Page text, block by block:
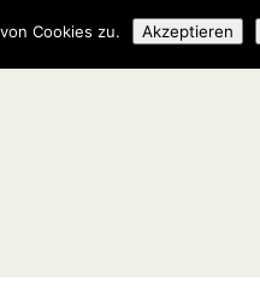
Cookies zu. Akzeptieren